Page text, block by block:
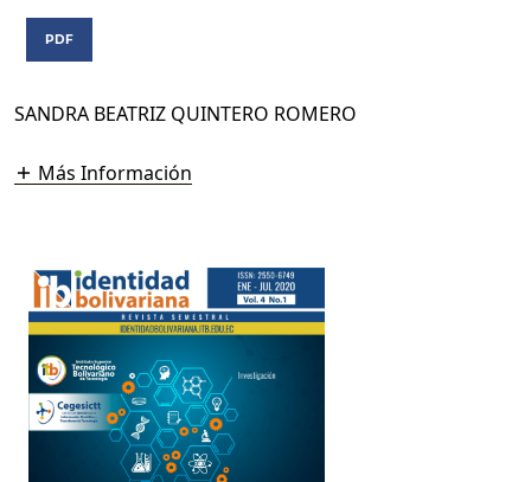
PDF
SANDRA BEATRIZ QUINTERO ROMERO
Más Información